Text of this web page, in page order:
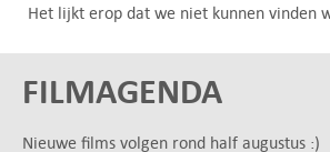
Het lijkt erop dat we niet kunnen vinden
FILMAGENDA
Nieuwe films volgen rond half augustus :)